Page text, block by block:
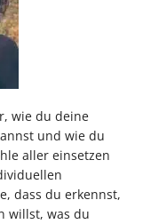
wie du deine
und wie du
aller einsetzen
dass du erkennst,
willst, was du